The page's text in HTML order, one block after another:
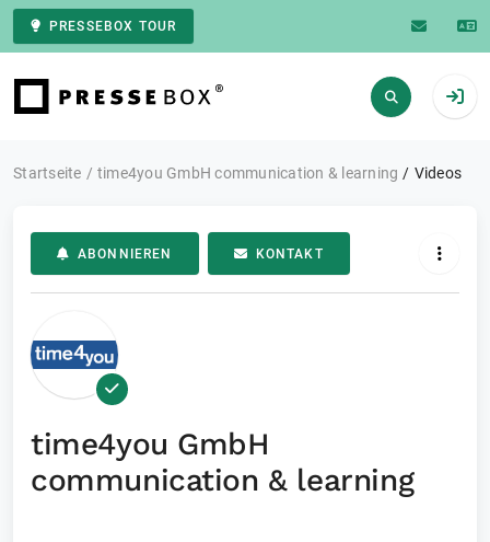
PRESSEBOX TOUR
Zur Startseite
Startseite time4you GmbH communication & learning Videos
ABONNIEREN KONTAKT
time4you GmbH
communication & learning